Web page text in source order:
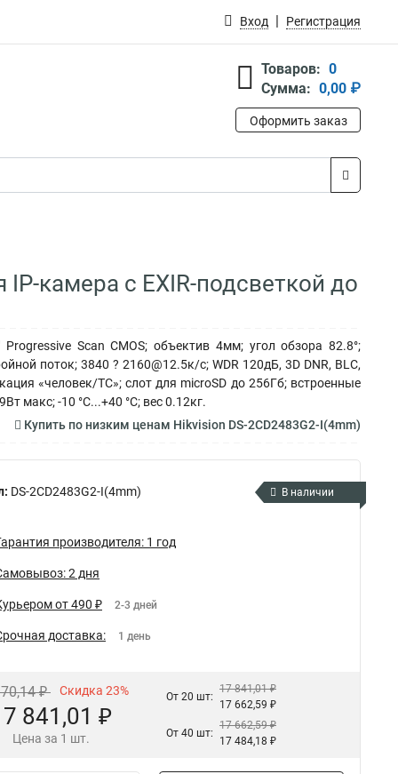
Вход Регистрация
Товаров: 0
Сумма: 0,00 ₽
Оформить заказ
камера с EXIR-подсветкой до
Scan CMOS; объектив 4мм; угол обзора 82.8°;
поток; 3840 ? 2160@12.5к/с; WDR 120дБ, 3D DNR, BLC,
«человек/ТС»; слот для microSD до 256Гб; встроенные
макс; -10 °C...+40 °C; вес 0.12кг.
Купить по низким ценам Hikvision DS-2CD2483G2-I(4mm)
DS-2CD2483G2-I(4mm) В наличии
производителя: 1 год
2 дня
от 490 ₽ 2-3 дней
доставка: 1 день
₽ Скидка 23%
841,01 ₽
Цена за 1 шт.
От 20 шт:
17 841,01 ₽
17 662,59 ₽
От 40 шт:
17 662,59 ₽
17 484,18 ₽